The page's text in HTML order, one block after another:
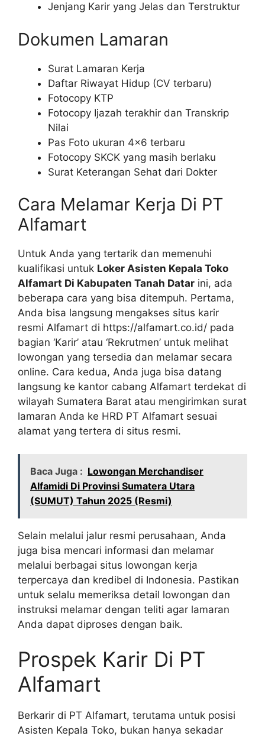
Jenjang Karir yang Jelas dan Terstruktur
Dokumen Lamaran
Surat Lamaran Kerja
Daftar Riwayat Hidup (CV terbaru)
Fotocopy KTP
Fotocopy Ijazah terakhir dan Transkrip
Nilai
Pas Foto ukuran 4×6 terbaru
Fotocopy SKCK yang masih berlaku
Surat Keterangan Sehat dari Dokter
Cara Melamar Kerja Di PT
Alfamart
Untuk Anda yang tertarik dan memenuhi
kualifikasi untuk Loker Asisten Kepala Toko
Alfamart Di Kabupaten Tanah Datar ini, ada
beberapa cara yang bisa ditempuh. Pertama,
Anda bisa langsung mengakses situs karir
resmi Alfamart di https://alfamart.co.id/ pada
bagian ‘Karir’ atau ‘Rekrutmen’ untuk melihat
lowongan yang tersedia dan melamar secara
online. Cara kedua, Anda juga bisa datang
langsung ke kantor cabang Alfamart terdekat di
wilayah Sumatera Barat atau mengirimkan surat
lamaran Anda ke HRD PT Alfamart sesuai
alamat yang tertera di situs resmi.
Baca Juga : Lowongan Merchandiser
Alfamidi Di Provinsi Sumatera Utara
(SUMUT) Tahun 2025 (Resmi)
Selain melalui jalur resmi perusahaan, Anda
juga bisa mencari informasi dan melamar
melalui berbagai situs lowongan kerja
terpercaya dan kredibel di Indonesia. Pastikan
untuk selalu memeriksa detail lowongan dan
instruksi melamar dengan teliti agar lamaran
Anda dapat diproses dengan baik.
Prospek Karir Di PT
Alfamart
Berkarir di PT Alfamart, terutama untuk posisi
Asisten Kepala Toko, bukan hanya sekadar